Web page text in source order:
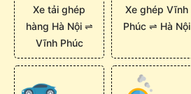
Xe tải ghép
hàng Hà Nội ⇌
Vĩnh Phúc
Xe ghép Vĩnh
Phúc ⇌ Hà Nội